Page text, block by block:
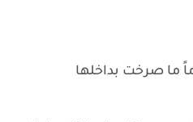
ما صرخت بداخلها